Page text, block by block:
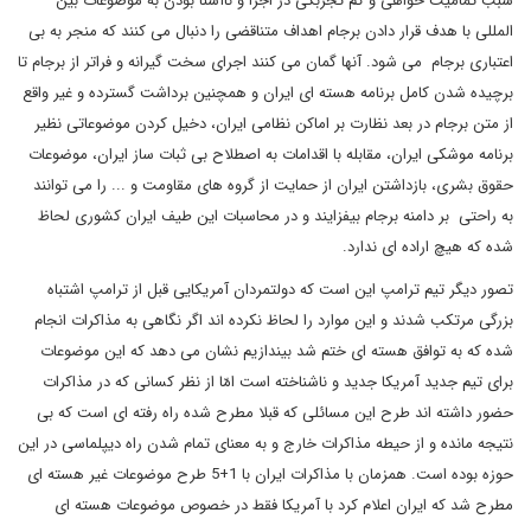
المللی با هدف قرار دادن برجام اهداف متناقضی را دنبال می کنند که منجر به بی
اعتباری برجام می شود. آنها گمان می کنند اجرای سخت گیرانه و فراتر از برجام تا
برچیده شدن کامل برنامه هسته ای ایران و همچنین برداشت گسترده و غیر واقع
از متن برجام در بعد نظارت بر اماکن نظامی ایران، دخیل کردن موضوعاتی نظیر
برنامه موشکی ایران، مقابله با اقدامات به اصطلاح بی ثبات ساز ایران، موضوعات
حقوق بشری، بازداشتن ایران از حمایت از گروه های مقاومت و ... را می توانند
به راحتی بر دامنه برجام بیفزایند و در محاسبات این طیف ایران کشوری لحاظ
شده که هیچ اراده ای ندارد.
تصور دیگر تیم ترامپ این است که دولتمردان آمریکایی قبل از ترامپ اشتباه
بزرگی مرتکب شدند و این موارد را لحاظ نکرده اند اگر نگاهی به مذاکرات انجام
شده که به توافق هسته ای ختم شد بیندازیم نشان می دهد که این موضوعات
برای تیم جدید آمریکا جدید و ناشناخته است امّا از نظر کسانی که در مذاکرات
حضور داشته اند طرح این مسائلی که قبلا مطرح شده راه رفته ای است که بی
نتیجه مانده و از حیطه مذاکرات خارج و به معنای تمام شدن راه دیپلماسی در این
حوزه بوده است. همزمان با مذاکرات ایران با 1+5 طرح موضوعات غیر هسته ای
مطرح شد که ایران اعلام کرد با آمریکا فقط در خصوص موضوعات هسته ای